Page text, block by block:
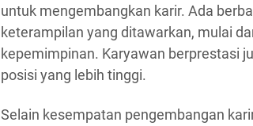
untuk mengembangkan karir. Ada
keterampilan yang ditawarkan, mulai
kepemimpinan. Karyawan berprestasi
posisi yang lebih tinggi.
Selain kesempatan pengembangan